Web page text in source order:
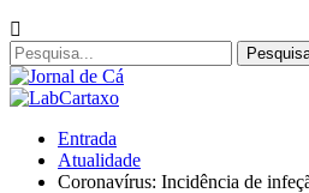
Entrada
Atualidade
Coronavírus: Incidência de